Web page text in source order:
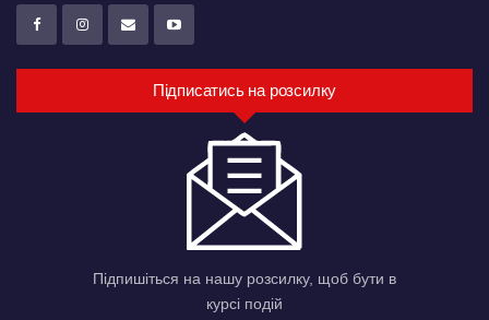
Підписатись на розсилку
Підпишіться на нашу розсилку, щоб бути в
курсі подій